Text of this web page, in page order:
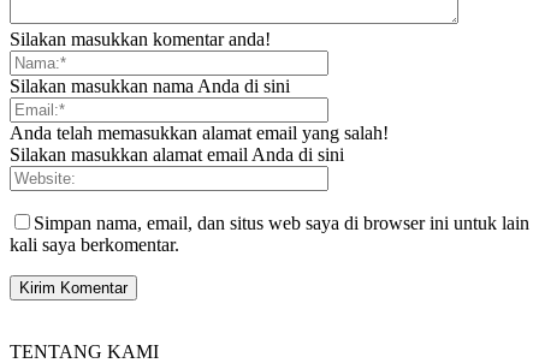
Silakan masukkan komentar anda!
Silakan masukkan nama Anda di sini
Anda telah memasukkan alamat email yang salah!
Silakan masukkan alamat email Anda di sini
Simpan nama, email, dan situs web saya di browser ini untuk lain
kali saya berkomentar.
TENTANG KAMI